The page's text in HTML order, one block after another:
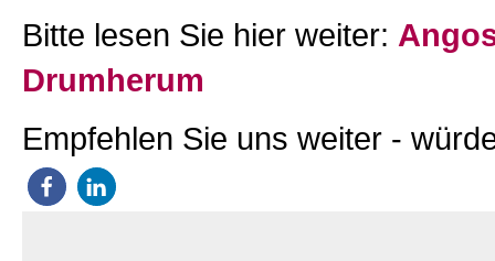
Bitte lesen Sie hier weiter:
Drumherum
Empfehlen Sie uns weiter -